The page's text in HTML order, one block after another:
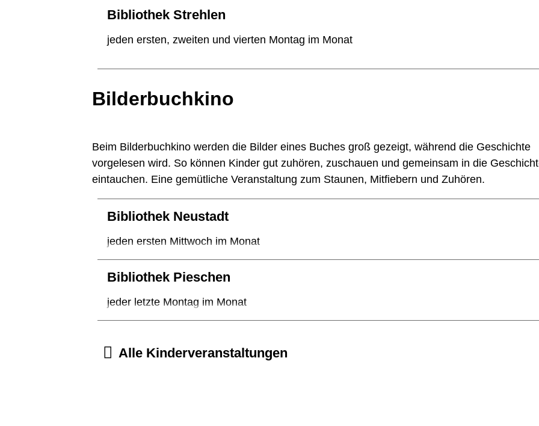
Bibliothek Strehlen
jeden ersten, zweiten und vierten Montag im Monat
Bilderbuchkino
Beim Bilderbuchkino werden die Bilder eines Buches groß gezeigt, während die Geschichte
vorgelesen wird. So können Kinder gut zuhören, zuschauen und gemeinsam in die
eintauchen. Eine gemütliche Veranstaltung zum Staunen, Mitfiebern und Zuhören.
Bibliothek Neustadt
jeden ersten Mittwoch im Monat
Bibliothek Pieschen
jeder letzte Montag im Monat
Alle Kinderveranstaltungen